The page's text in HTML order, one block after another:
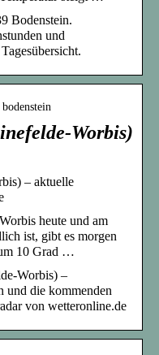
Bodenstein.
und
Worbis)
– aktuelle
heute und am
ist, gibt es morgen
10 Grad …
Worbis) –
und die kommenden
von wetteronline.de